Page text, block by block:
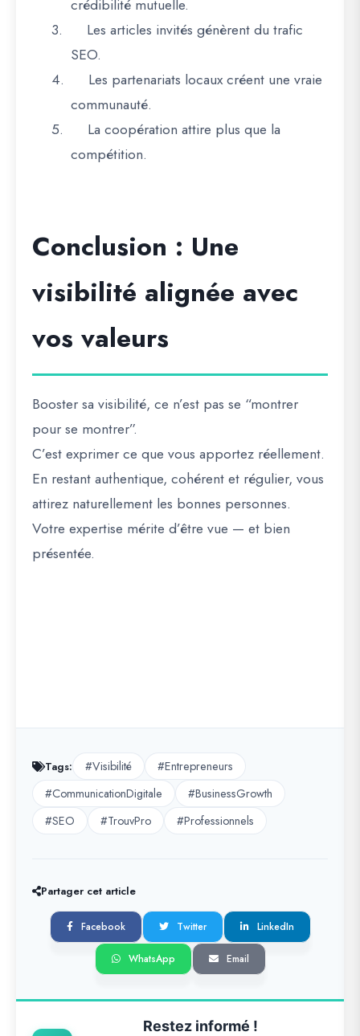
crédibilité mutuelle.
3.
Les articles invités génèrent du trafic
SEO.
4.
Les partenariats locaux créent une vraie
communauté.
5.
La coopération attire plus que la
compétition.
Conclusion : Une
visibilité alignée avec
vos valeurs
Booster sa visibilité, ce n’est pas se “montrer
pour se montrer”.
C’estexprimer ce que vous apportez réellement.
En restant authentique, cohérent et régulier, vous
attirez naturellement les bonnes personnes.
Votre expertise mérite d’être vue — et bien
présentée.
Tags: #Visibilité
#Entrepreneurs
#CommunicationDigitale
#BusinessGrowth
#SEO
#TrouvPro #Professionnels
Partager cet article
Facebook Twitter LinkedIn
WhatsApp Email
Restez informé !